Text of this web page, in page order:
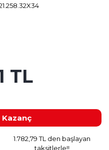
TL
Kazanç
1.782,79 TL den başlayan
taksitlerle!!